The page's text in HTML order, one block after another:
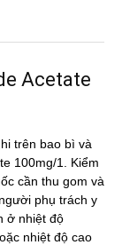
Acetate
trên bao bì và
100mg/1. Kiểm
cần thu gom và
phụ trách y
ở nhiệt độ
nhiệt độ cao